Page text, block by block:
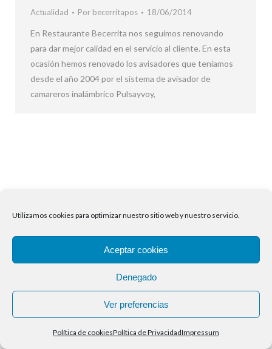
Utilizamos cookies para optimizar nuestro sitio web y nuestro servicio.
Aceptar cookies
Denegado
Ver preferencias
Política de cookiesPolítica de PrivacidadImpressum
Actualidad Por becerritapos 18/06/2014
En Restaurante Becerrita nos seguimos renovando
para dar mejor calidad en el servicio al cliente. En esta
ocasión hemos renovado los avisadores que teníamos
desde el año 2004 por el sistema de avisador de
camareros inalámbrico Pulsayvoy,